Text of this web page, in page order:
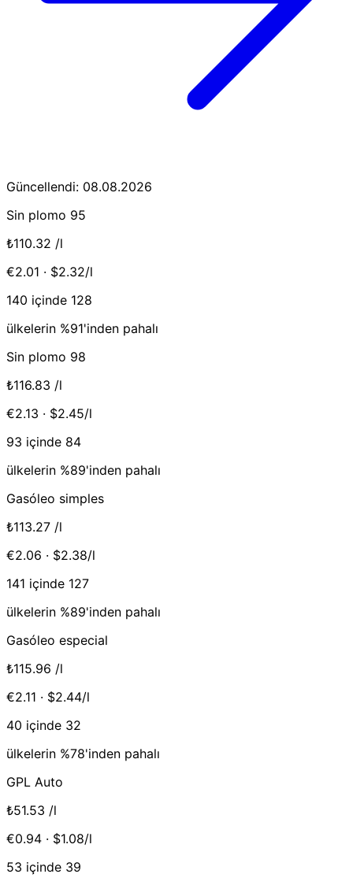
Güncellendi: 08.08.2026
Sin plomo 95
₺110.32 /l
€2.01 · $2.32/l
140 içinde 128
ülkelerin %91'inden pahalı
Sin plomo 98
₺116.83 /l
€2.13 · $2.45/l
93 içinde 84
ülkelerin %89'inden pahalı
Gasóleo simples
₺113.27 /l
€2.06 · $2.38/l
141 içinde 127
ülkelerin %89'inden pahalı
Gasóleo especial
₺115.96 /l
€2.11 · $2.44/l
40 içinde 32
ülkelerin %78'inden pahalı
GPL Auto
₺51.53 /l
€0.94 · $1.08/l
53 içinde 39